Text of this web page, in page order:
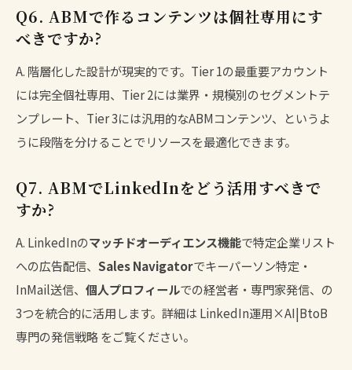
Q6. ABMで作るコンテンツは個社専用にす
べきですか?
A. 階層化した設計が現実的です。Tier 1の最重要アカウント
には完全個社専用、Tier 2には業界・規模別のセグメントテ
ンプレート、Tier 3には汎用的なABMコンテンツ、というよ
うに段階を分けることでリソースを最適化できます。
Q7. ABMでLinkedInをどう活用すべきで
すか?
A. LinkedInのマッチドオーディエンス機能で特定企業リスト
への広告配信、 Sales Navigatorでキーパーソン特定・
InMail送信、 個人プロフィールでの経営者・専門家発信、の
3つを統合的に活用します。詳細は LinkedIn運用×AI|BtoB
専門の発信戦略をご覧ください。